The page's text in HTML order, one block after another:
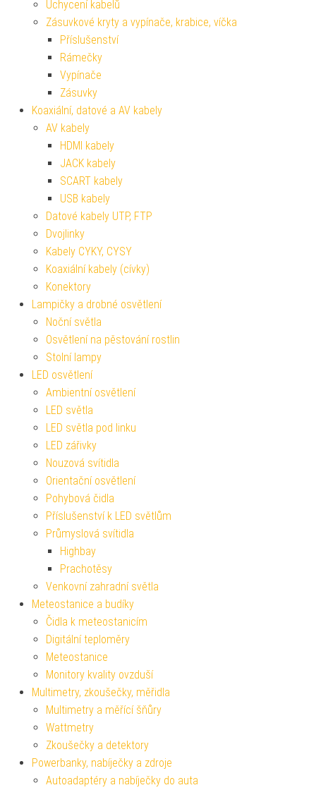
Uchycení kabelů
Zásuvkové kryty a vypínače, krabice, víčka
Příslušenství
Rámečky
Vypínače
Zásuvky
Koaxiální, datové a AV kabely
AV kabely
HDMI kabely
JACK kabely
SCART kabely
USB kabely
Datové kabely UTP, FTP
Dvojlinky
Kabely CYKY, CYSY
Koaxiální kabely (cívky)
Konektory
Lampičky a drobné osvětlení
Noční světla
Osvětlení na pěstování rostlin
Stolní lampy
LED osvětlení
Ambientní osvětlení
LED světla
LED světla pod linku
LED zářivky
Nouzová svítidla
Orientační osvětlení
Pohybová čidla
Příslušenství k LED světlům
Průmyslová svítidla
Highbay
Prachotěsy
Venkovní zahradní světla
Meteostanice a budíky
Čidla k meteostanicím
Digitální teploměry
Meteostanice
Monitory kvality ovzduší
Multimetry, zkoušečky, měřidla
Multimetry a měřící šňůry
Wattmetry
Zkoušečky a detektory
Powerbanky, nabíječky a zdroje
Autoadaptéry a nabíječky do auta